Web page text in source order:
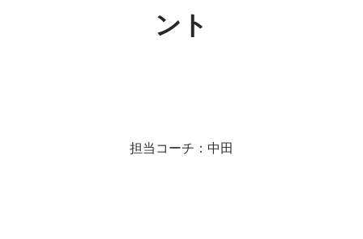
ント
担当コーチ：中田